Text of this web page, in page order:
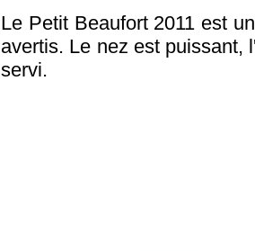
Le Petit Beaufort 2011 est
avertis. Le nez est puissant,
servi.